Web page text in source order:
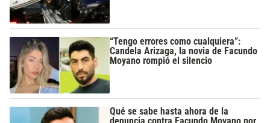
“Tengo errores como cualquiera”:
Candela Arizaga, la novia de Facundo
Moyano rompió el silencio
Qué se sabe hasta ahora de la
denuncia contra Facundo Moyano por